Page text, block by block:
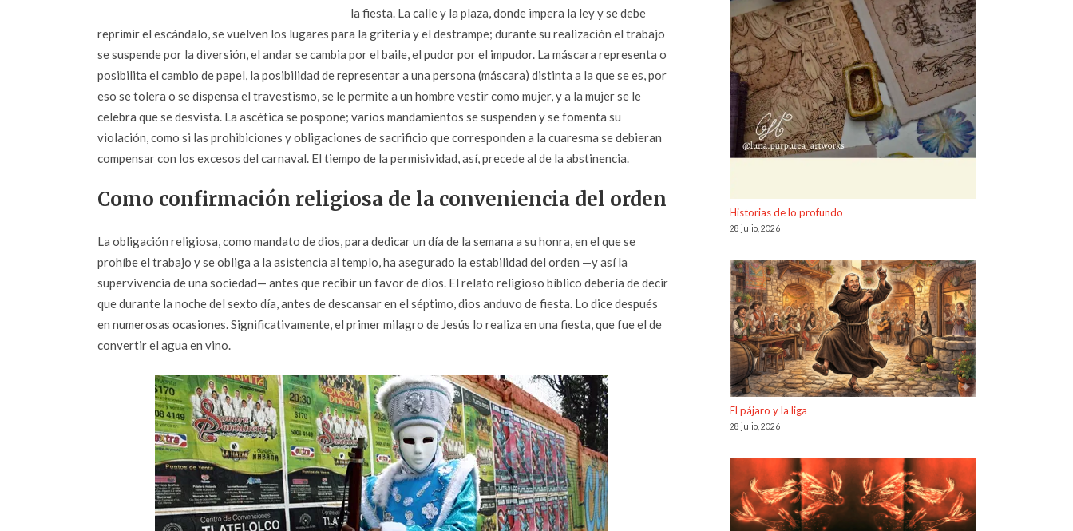
la fiesta. La calle y la plaza, donde impera la ley y se debe
reprimir el escándalo, se vuelven los lugares para la gritería y el destrampe; durante su realización el trabajo
se suspende por la diversión, el andar se cambia por el baile, el pudor por el impudor. La máscara representa o
posibilita el cambio de papel, la posibilidad de representar a una persona (máscara) distinta a la que se es, por
eso se tolera o se dispensa el travestismo, se le permite a un hombre vestir como mujer, y a la mujer se le
celebra que se desvista. La ascética se pospone; varios mandamientos se suspenden y se fomenta su
violación, como si las prohibiciones y obligaciones de sacrificio que corresponden a la cuaresma se debieran
compensar con los excesos del carnaval. El tiempo de la permisividad, así, precede al de la abstinencia.
Como confirmación religiosa de la conveniencia del orden
La obligación religiosa, como mandato de dios, para dedicar un día de la semana a su honra, en el que se
prohíbe el trabajo y se obliga a la asistencia al templo, ha asegurado la estabilidad del orden —y así la
supervivencia de una sociedad— antes que recibir un favor de dios. El relato religioso bíblico debería de decir
que durante la noche del sexto día, antes de descansar en el séptimo, dios anduvo de fiesta. Lo dice después
en numerosas ocasiones. Significativamente, el primer milagro de Jesús lo realiza en una fiesta, que fue el de
convertir el agua en vino.
Historias de lo profundo
28 julio, 2026
El pájaro y la liga
28 julio, 2026